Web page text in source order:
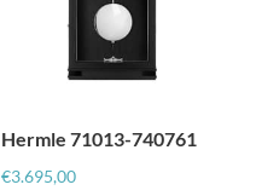
Hermle 71013-740761
€3.695,00